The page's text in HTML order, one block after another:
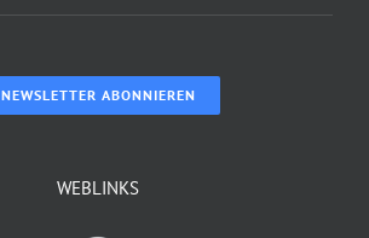
NEWSLETTER ABONNIEREN
WEBLINKS